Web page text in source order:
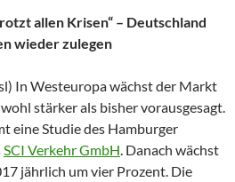
allen Krisen“ – Deutschland
wieder zulegen
In Westeuropa wächst der Markt
stärker als bisher vorausgesagt.
eine Studie des Hamburger
SCI Verkehr GmbH . Danach wächst
jährlich um vier Prozent. Die